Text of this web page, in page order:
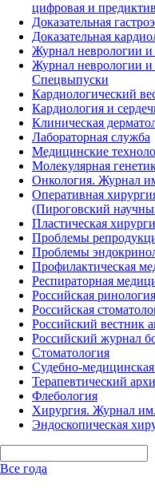
цифровая и
Доказательная
Доказательная
Журнал неврологии
Журнал неврологии
Спецвыпуски
Кардиологический
Кардиология и
Клиническая
Лабораторная служба
Медицинские
Молекулярная
Онкология. Журнал
Оперативная
(Пироговский
Пластическая
Проблемы
Проблемы
Профилактическая
Респираторная
Российская ринология
Российская
Российский вестник
Российский журнал
Стоматология
Судебно-медицинская
Терапевтический
Флебология
Хирургия. Журнал
Эндоскопическая
Все года